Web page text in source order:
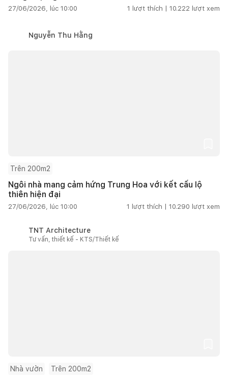
27/06/2026, lúc 10:00 1 lượt thích | 10.222 lượt xem
Nguyễn Thu Hằng
Trên 200m2
Ngôi nhà mang cảm hứng Trung Hoa với kết cấu lộ
thiên hiện đại
27/06/2026, lúc 10:00 1 lượt thích | 10.290 lượt xem
TNT Architecture
Tư vấn, thiết kế - KTS/Thiết kế
Nhà vườn Trên 200m2